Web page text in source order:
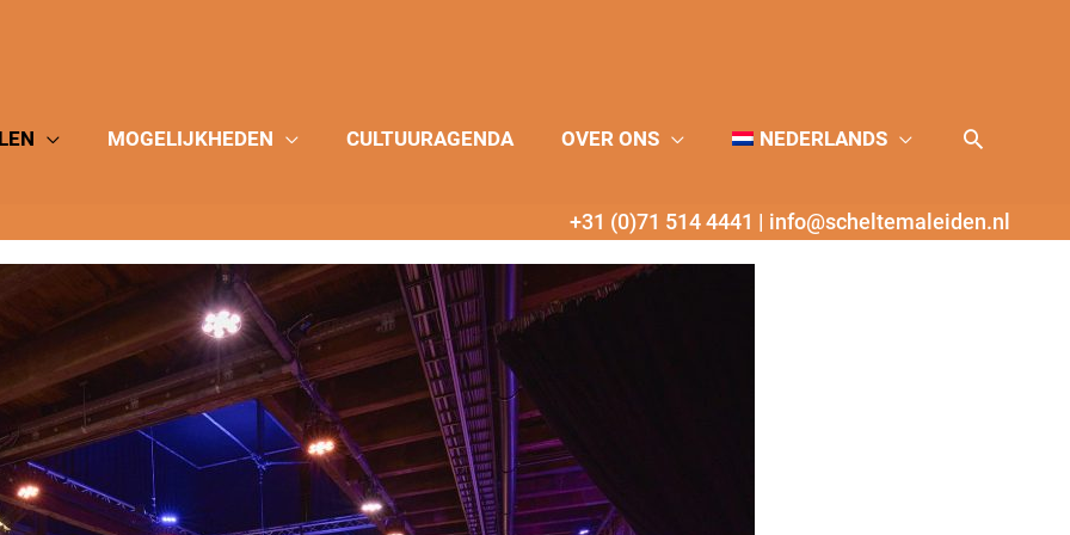
MOGELIJKHEDEN CULTUURAGENDA OVER ONS NEDERLANDS Zoeken
+31 (0)71 514 4441 | info@scheltemaleiden.nl